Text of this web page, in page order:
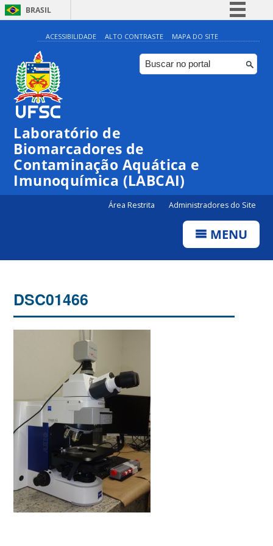
BRASIL
Simplifique!
Comunica BR
Participe
ACESSIBILIDADE ALTO CONTRASTE MAPA DO SITE
Laboratório de
Biomarcadores de
Contaminação Aquática e
Imunoquímica (LABCAI)
Área Restrita Administradores do Site
MENU
DSC01466